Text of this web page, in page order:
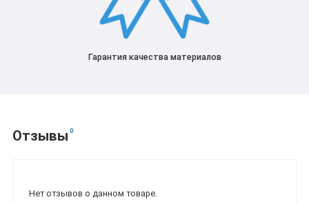
Гарантия качества материалов
Отзывы 0
Нет отзывов о данном товаре.